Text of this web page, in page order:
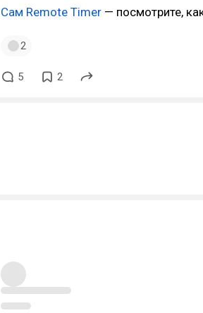
Сам Remote Timer — посмотрите,
2
5 2